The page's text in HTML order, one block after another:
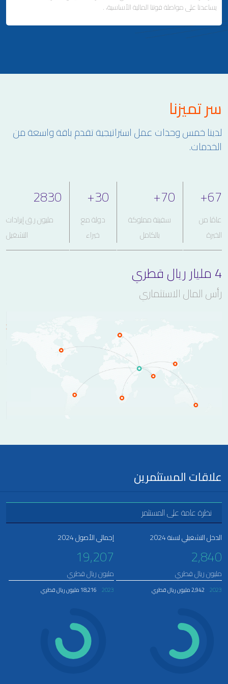
ملاحة لإصلاح وتصنيع السفن
إدارة السفن
يساعدنا على مواصلة قوتنا المالية الأساسية، .
الاستثمارات العقارية والمالية
التطوير العقاري وإدارة الممتلكات
علاقات المستثمرين
سر تميزنا
لدينا خمس وحدات عمل استراتيجية تقدم باقة واسعة من
الخدمات.
67
+
عامًا من
الخبرة
70
+
سفينة مملوكة
بالكامل
30
+
دولة مع
خبراء
2830
مليون ر.ق إيرادات
التشغيل
4 مليار ريال قطري
رأس المال الاستثماري
علاقات المستثمرين
نظرة عامة على المستثمر
الدخل التشغيلي لسنة 2024
2,840
مليون ريال قطري
2023 2,942 مليون ريال قطري
إجمالي الأصول 2024
19,207
مليون ريال قطري
2023 18,216 مليون ريال قطري